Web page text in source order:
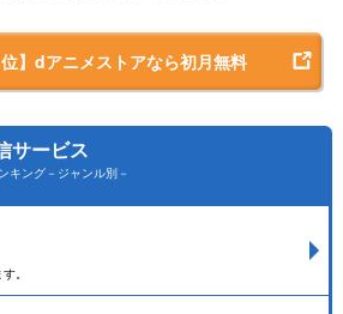
位】dアニメストアなら初月無料
サービス
キング－ジャンル別－
。